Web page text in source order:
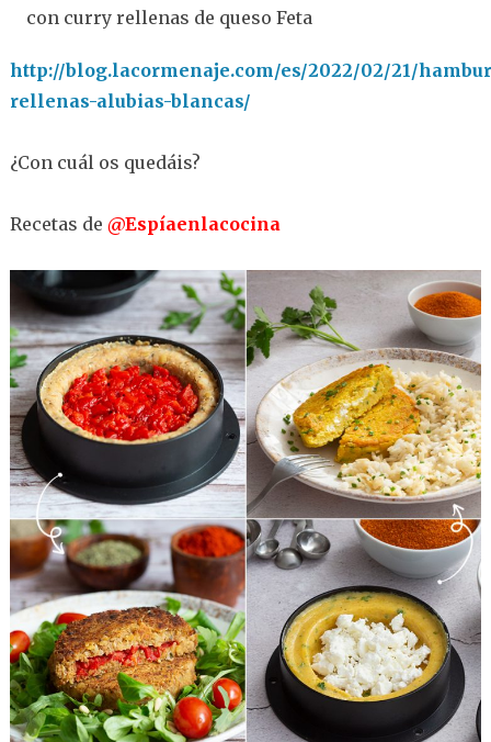
con curry rellenas de queso Feta
http://blog.lacormenaje.com/es/2022/02/21/
rellenas-alubias-blancas/
¿Con cuál os quedáis?
Recetas de @Espíaenlacocina